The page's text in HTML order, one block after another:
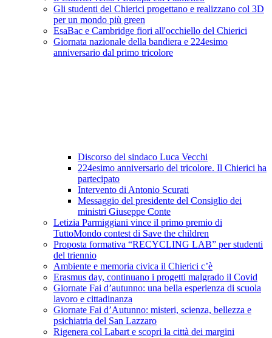
Gli studenti del Chierici progettano e realizzano col 3D
per un mondo più green
EsaBac e Cambridge fiori all'occhiello del Chierici
Giornata nazionale della bandiera e 224esimo
anniversario dal primo tricolore
Discorso del sindaco Luca Vecchi
224esimo anniversario del tricolore. Il Chierici ha
partecipato
Intervento di Antonio Scurati
Messaggio del presidente del Consiglio dei
ministri Giuseppe Conte
Letizia Parmiggiani vince il primo premio di
TuttoMondo contest di Save the children
Proposta formativa “RECYCLING LAB” per studenti
del triennio
Ambiente e memoria civica il Chierici c’è
Erasmus day, continuano i progetti malgrado il Covid
Giornate Fai d’autunno: una bella esperienza di scuola
lavoro e cittadinanza
Giornate Fai d’Autunno: misteri, scienza, bellezza e
psichiatria del San Lazzaro
Rigenera col Labart e scopri la città dei margini